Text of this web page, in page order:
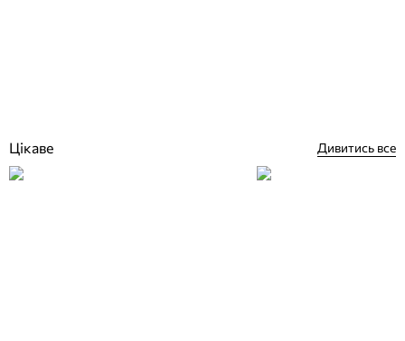
Цікаве Дивитись все